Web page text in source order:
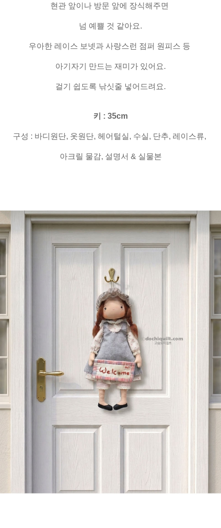
현관 앞이나 방문 앞에 장식해주면
넘 예쁠 것 같아요.
우아한 레이스 보넷과 사랑스런 점퍼 원피스 등
아기자기 만드는 재미가 있어요.
걸기 쉽도록 낚싯줄 넣어드려요.
키 : 35cm
구성 : 바디원단, 옷원단, 헤어털실, 수실, 단추, 레이스류,
아크릴 물감, 설명서 & 실물본